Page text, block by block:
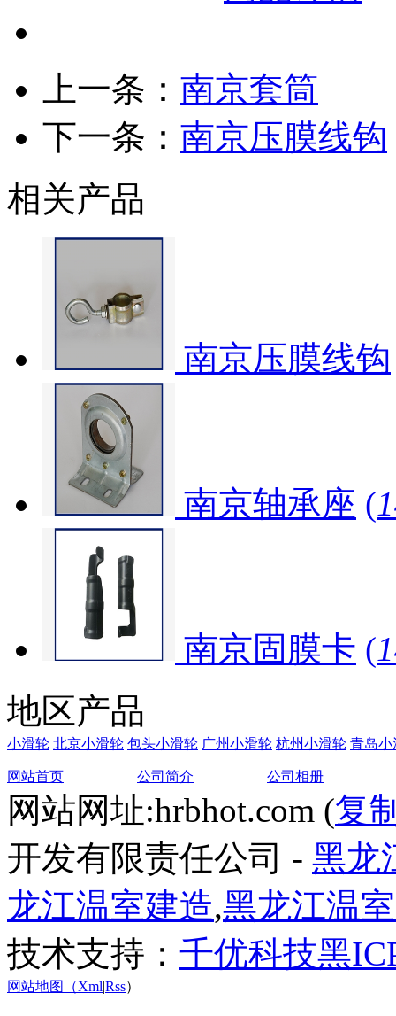
上一条： 南京套筒
下一条： 南京压膜线钩
相关产品
南京压膜线钩
南京轴承座 (
南京固膜卡 (
地区产品
小滑轮 北京小滑轮 包头小滑轮 广州小滑轮 杭州小滑轮 青岛小
网站首页 公司简介 公司相册
网站网址:hrbhot.com (复
开发有限责任公司 - 黑龙
龙江温室建造,黑龙江温
技术支持： 千优科技黑
网站地图（Xml|Rss）